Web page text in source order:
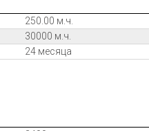
250.00 м.ч.
30000 м.ч.
24 месяца